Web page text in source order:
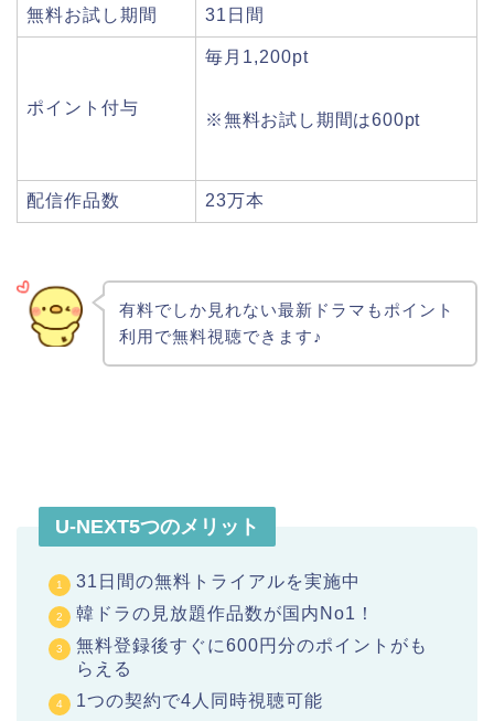
無料お試し期間 31日間
ポイント付与
毎月1,200pt
※無料お試し期間は600pt
配信作品数 23万本
有料でしか見れない最新ドラマもポイント
利用で無料視聴できます♪
U-NEXT5つのメリット
31日間の無料トライアルを実施中
韓ドラの見放題作品数が国内No1！
無料登録後すぐに600円分のポイントがも
らえる
1つの契約で4人同時視聴可能